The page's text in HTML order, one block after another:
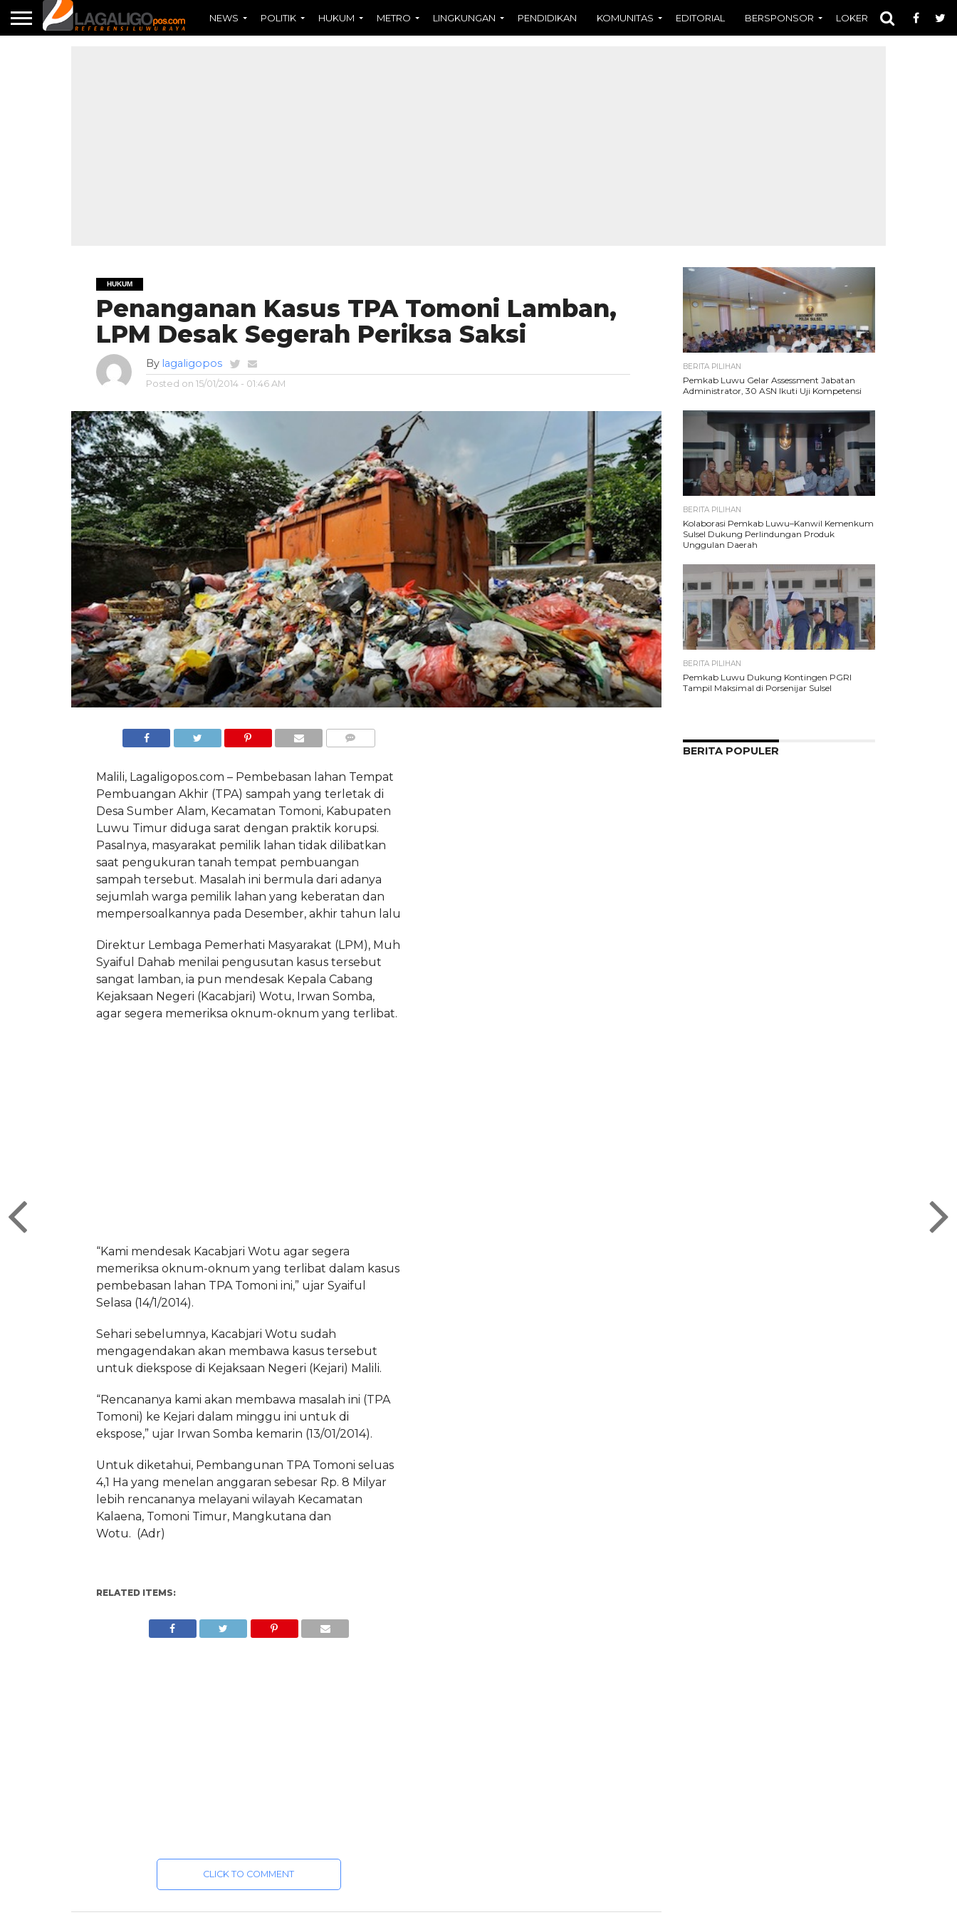
NEWS POLITIK HUKUM METRO LINGKUNGAN PENDIDIKAN KOMUNITAS EDITORIAL BERSPONSOR LOKER OPINI
HUKUM
Penanganan Kasus TPA Tomoni Lamban,
LPM Desak Segerah Periksa Saksi
By lagaligopos
Posted on 15/01/2014 - 01:46 AM
Malili, Lagaligopos.com – Pembebasan lahan Tempat
Pembuangan Akhir (TPA) sampah yang terletak di
Desa Sumber Alam, Kecamatan Tomoni, Kabupaten
Luwu Timur diduga sarat dengan praktik korupsi.
Pasalnya, masyarakat pemilik lahan tidak dilibatkan
saat pengukuran tanah tempat pembuangan
sampah tersebut. Masalah ini bermula dari adanya
sejumlah warga pemilik lahan yang keberatan dan
mempersoalkannya pada Desember, akhir tahun lalu
Direktur Lembaga Pemerhati Masyarakat (LPM), Muh
Syaiful Dahab menilai pengusutan kasus tersebut
sangat lamban, ia pun mendesak Kepala Cabang
Kejaksaan Negeri (Kacabjari) Wotu, Irwan Somba,
agar segera memeriksa oknum-oknum yang terlibat.
“Kami mendesak Kacabjari Wotu agar segera
memeriksa oknum-oknum yang terlibat dalam kasus
pembebasan lahan TPA Tomoni ini,” ujar Syaiful
Selasa (14/1/2014).
Sehari sebelumnya, Kacabjari Wotu sudah
mengagendakan akan membawa kasus tersebut
untuk diekspose di Kejaksaan Negeri (Kejari) Malili.
“Rencananya kami akan membawa masalah ini (TPA
Tomoni) ke Kejari dalam minggu ini untuk di
ekspose,” ujar Irwan Somba kemarin (13/01/2014).
Untuk diketahui, Pembangunan TPA Tomoni seluas
4,1 Ha yang menelan anggaran sebesar Rp. 8 Milyar
lebih rencananya melayani wilayah Kecamatan
Kalaena, Tomoni Timur, Mangkutana dan
Wotu. (Adr)
RELATED ITEMS:
CLICK TO COMMENT
BERITA PILIHAN
Pemkab Luwu Gelar Assessment Jabatan
Administrator, 30 ASN Ikuti Uji Kompetensi
BERITA PILIHAN
Kolaborasi Pemkab Luwu–Kanwil Kemenkum
Sulsel Dukung Perlindungan Produk
Unggulan Daerah
BERITA PILIHAN
Pemkab Luwu Dukung Kontingen PGRI
Tampil Maksimal di Porsenijar Sulsel
BERITA POPULER